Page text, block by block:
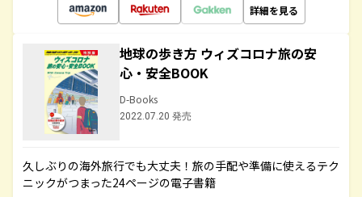
詳細を見る
地球の歩き方 ウィズコロナ旅の安
心・安全BOOK
D-Books
2022.07.20 発売
久しぶりの海外旅行でも大丈夫！旅の手配や準備に使えるテク
ニックがつまった24ページの電子書籍